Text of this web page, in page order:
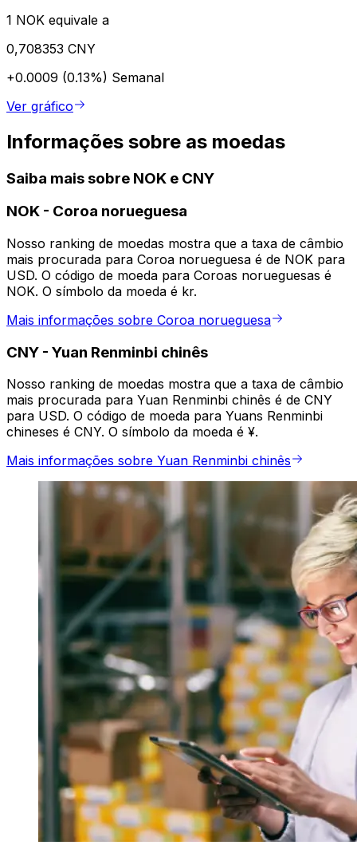
1 NOK equivale a
0,708353 CNY
+0.0009 (0.13%) Semanal
Ver gráfico
Informações sobre as moedas
Saiba mais sobre NOK e CNY
NOK - Coroa norueguesa
Nosso ranking de moedas mostra que a taxa de câmbio
mais procurada para Coroa norueguesa é de NOK para
USD. O código de moeda para Coroas norueguesas é
NOK. O símbolo da moeda é kr.
Mais informações sobre Coroa norueguesa
CNY - Yuan Renminbi chinês
Nosso ranking de moedas mostra que a taxa de câmbio
mais procurada para Yuan Renminbi chinês é de CNY
para USD. O código de moeda para Yuans Renminbi
chineses é CNY. O símbolo da moeda é ¥.
Mais informações sobre Yuan Renminbi chinês